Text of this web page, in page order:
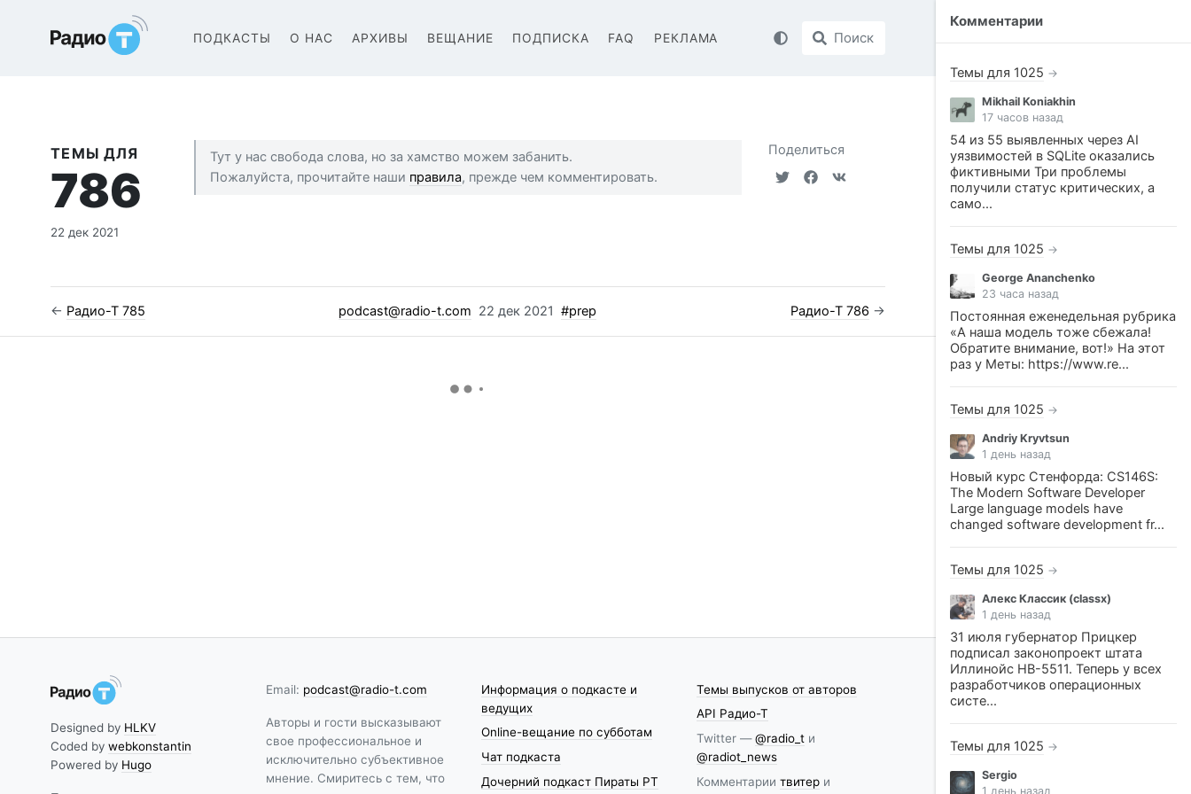
Радио-Т Подкаст Поиск
ПОДКАСТЫ О НАС АРХИВЫ ВЕЩАНИЕ ПОДПИСКА FAQ РЕКЛАМА
ТЕМЫ ДЛЯ
786
22 дек 2021
Тут у нас свобода слова, но за хамство можем забанить.
Пожалуйста, прочитайте наши правила, прежде чем комментировать.
Поделиться
← Радио-Т 785 Радио-Т 786 →
podcast@radio-t.com 22 дек 2021 #prep
Designed by HLKV
Coded bywebkonstantin
Powered by Hugo
Email: podcast@radio-t.com
Авторы и гости высказывают
свое профессиональное и
исключительно субъективное
мнение. Смиритесь с тем, что
Информация о подкасте и
ведущих
Online-вещание по субботам
Чат подкаста
Дочерний подкаст Пираты РТ
Темы выпусков от авторов
API Радио-Т
Twitter —@radio_tи
@radiot_news
Комментарии твитери
Комментарии
Темы для 1025 →
Mikhail Koniakhin
17 часов назад
54 из 55 выявленных через AI
уязвимостей в SQLite оказались
фиктивными Три проблемы
получили статус критических, а
само...
Темы для 1025 →
George Ananchenko
23 часа назад
Постоянная еженедельная рубрика
«А наша модель тоже сбежала!
Обратите внимание, вот!» На этот
раз у Меты: https://www.re...
Темы для 1025 →
Andriy Kryvtsun
1 день назад
Новый курс Стенфорда: CS146S:
The Modern Software Developer
Large language models have
changed software development fr...
Темы для 1025 →
Алекс Классик (classx)
1 день назад
31 июля губернатор Прицкер
подписал законопроект штата
Иллинойс HB-5511. Теперь у всех
разработчиков операционных
систе...
Темы для 1025 →
Sergio
1 день назад